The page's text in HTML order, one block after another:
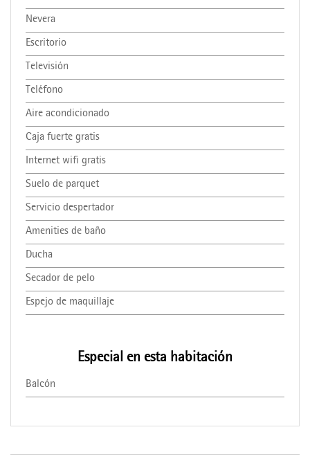
Nevera
Escritorio
Televisión
Teléfono
Aire acondicionado
Caja fuerte gratis
Internet wifi gratis
Suelo de parquet
Servicio despertador
Amenities de baño
Ducha
Secador de pelo
Espejo de maquillaje
Especial en esta habitación
Balcón